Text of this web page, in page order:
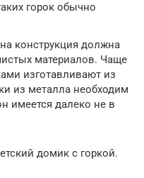
горок обычно
конструкция должна
материалов. Чаще
изготавливают из
из металла необходим
имеется далеко не в
домик с горкой.